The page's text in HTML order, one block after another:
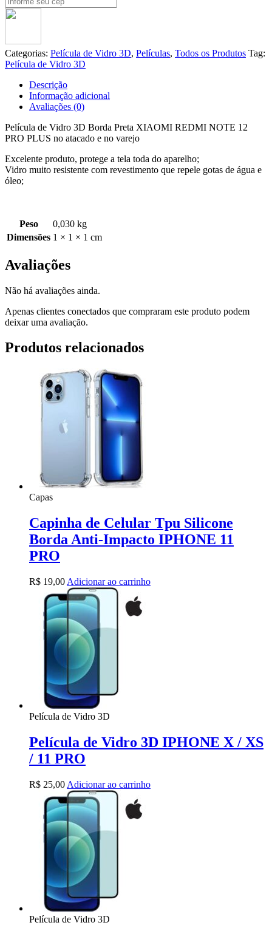
Categorias: Película de Vidro 3D, Películas, Todos os Produtos Tag:
Película de Vidro 3D
Descrição
Informação adicional
Avaliações (0)
Película de Vidro 3D Borda Preta XIAOMI REDMI NOTE 12
PRO PLUS no atacado e no varejo
Excelente produto, protege a tela toda do aparelho;
Vidro muito resistente com revestimento que repele gotas de água e
óleo;
Peso
0,030 kg
Dimensões 1 × 1 × 1 cm
Avaliações
Não há avaliações ainda.
Apenas clientes conectados que compraram este produto podem
deixar uma avaliação.
Produtos relacionados
Capas
Capinha de Celular Tpu Silicone
Borda Anti-Impacto IPHONE 11
PRO
R$ 19,00 Adicionar ao carrinho
Película de Vidro 3D
Película de Vidro 3D IPHONE X / XS
/ 11 PRO
R$ 25,00 Adicionar ao carrinho
Película de Vidro 3D